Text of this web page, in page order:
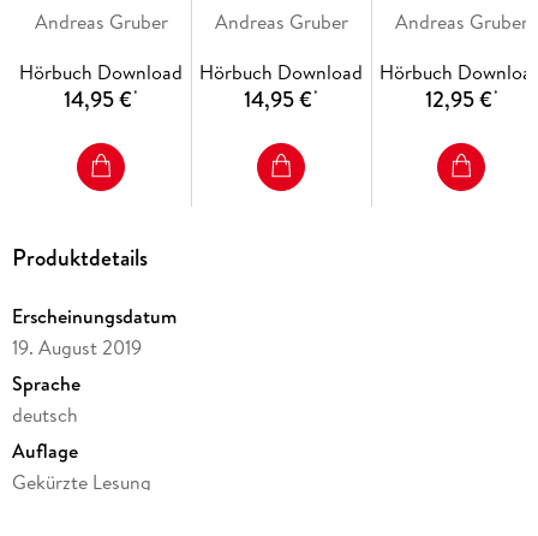
Andreas Gruber
Hörbuch Download
14,95 €*
Andreas Gruber
Hörbuch Download
14,95 €*
Andreas Gruber
Hörbuch
12,95 €*
Produktdetails
Erscheinungsdatum
19. August 2019
Sprache
deutsch
Auflage
Gekürzte Lesung